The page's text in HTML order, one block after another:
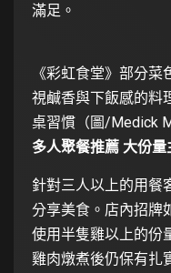
滿足。
《彩虹食堂》部分
視鹹香與下飯感的料
桌習慣（圖/Medick
多人聚餐推薦 大份
針對三人以上的用餐
分享美食。店內招牌
使用半隻雞以上的份
雞肉燉煮後仍保有扎